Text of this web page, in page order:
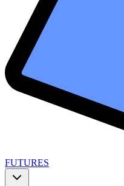
FUTURES